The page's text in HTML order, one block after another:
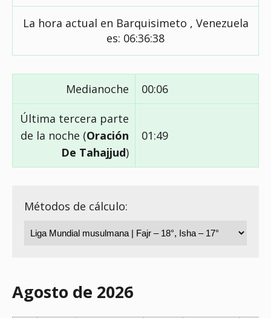
La hora actual en Barquisimeto , Venezuela
es: 06:36:39
Medianoche 00:06
Última tercera parte
de la noche (Oración
De Tahajjud)
01:49
Métodos de cálculo:
Agosto de 2026